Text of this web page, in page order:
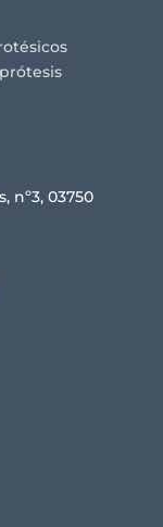
nº3, 03750